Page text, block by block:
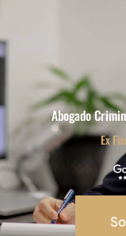
Abogado
Ex